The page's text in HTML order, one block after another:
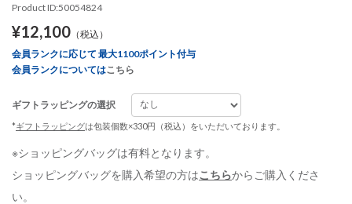
Product ID:50054824
¥12,100 （税込）
会員ランクに応じて 最大1100ポイント付与
会員ランクについてはこちら
ギフトラッピングの選択
*ギフトラッピングは包装個数×330円（税込）をいただいております。
※ショッピングバッグは有料となります。
ショッピングバッグを購入希望の方はこちらからご購入くださ
い。